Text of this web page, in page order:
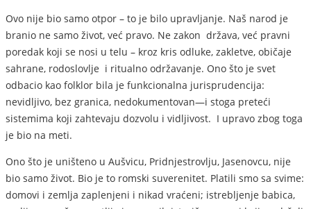
Ovo nije bio samo otpor – to je bilo upravljanje. Naš narod je
branio ne samo život, već pravo. Ne zakon država, već pravni
poredak koji se nosi u telu – kroz kris odluke, zakletve, običaje
sahrane, rodoslovlje i ritualno održavanje. Ono što je svet
odbacio kao folklor bila je funkcionalna jurisprudencija:
nevidljivo, bez granica, nedokumentovan—i stoga preteći
sistemima koji zahtevaju dozvolu i vidljivost. I upravo zbog toga
je bio na meti.
Ono što je uništeno u Aušvicu, Pridnjestrovlju, Jasenovcu, nije
bio samo život. Bio je to romski suverenitet. Platili smo sa svime:
domovi i zemlja zaplenjeni i nikad vraćeni; istrebljenje babica,